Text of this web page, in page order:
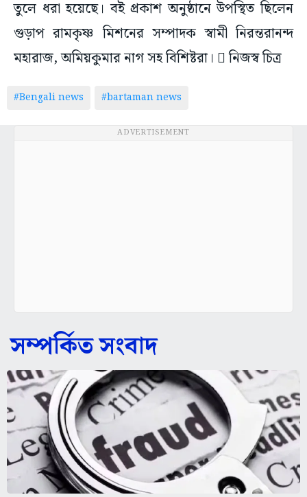
তুলে ধরা হয়েছে। বই প্রকাশ অনুষ্ঠানে উপস্থিত ছিলেন
গুড়াপ রামকৃষ্ণ মিশনের সম্পাদক স্বামী নিরন্তরানন্দ
মহারাজ, অমিয়কুমার নাগ সহ বিশিষ্টরা।  নিজস্ব চিত্র
#Bengali news #bartaman news
ADVERTISEMENT
সম্পর্কিত সংবাদ